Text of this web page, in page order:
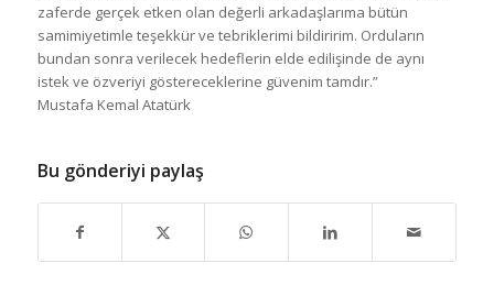
zaferde gerçek etken olan değerli arkadaşlarıma bütün
samimiyetimle teşekkür ve tebriklerimi bildiririm. Orduların
bundan sonra verilecek hedeflerin elde edilişinde de aynı
istek ve özveriyi göstereceklerine güvenim tamdır.”
Mustafa Kemal Atatürk
Bu gönderiyi paylaş